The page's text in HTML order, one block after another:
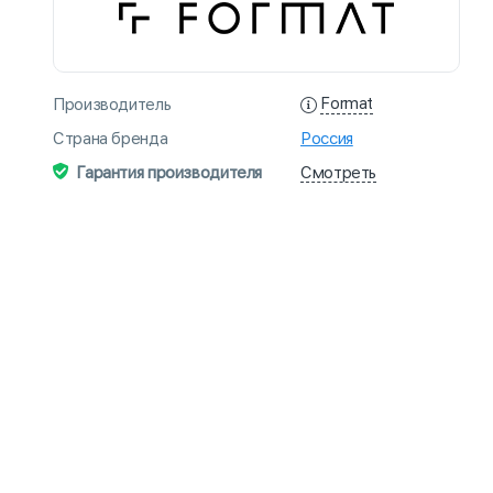
Производитель
Format
Страна бренда
Россия
Гарантия производителя
Смотреть